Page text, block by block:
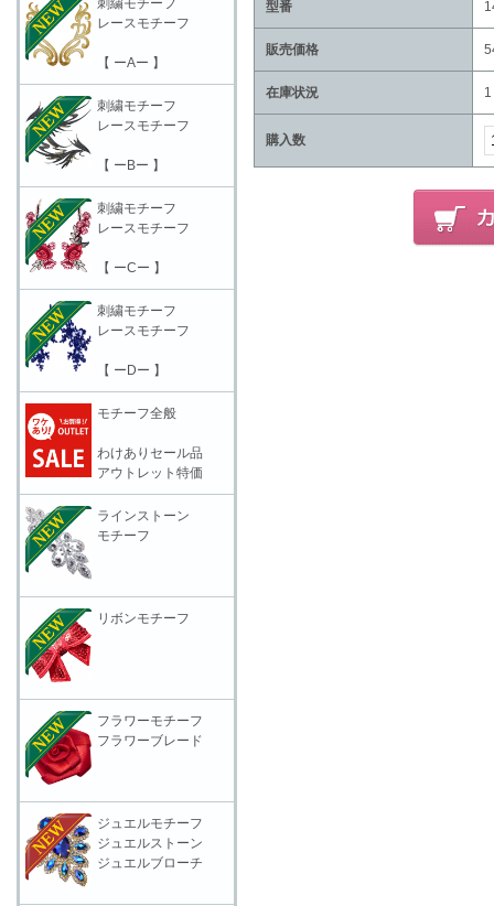
型番
販売価格
在庫状況 1
購入数
刺繍モチーフ
レースモチーフ
【 ーAー 】
刺繍モチーフ
レースモチーフ
【 ーBー 】
刺繍モチーフ
レースモチーフ
【 ーCー 】
刺繍モチーフ
レースモチーフ
【 ーDー 】
モチーフ全般
わけありセール品
アウトレット特価
ラインストーン
モチーフ
リボンモチーフ
フラワーモチーフ
フラワーブレード
ジュエルモチーフ
ジュエルストーン
ジュエルブローチ